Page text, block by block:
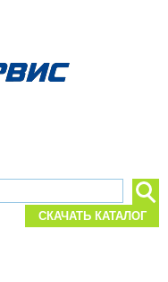
СКАЧАТЬ КАТАЛОГ